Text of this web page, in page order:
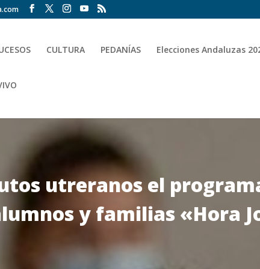
CULTURA PEDANÍAS Elecciones Andaluzas
utreranos el
y familias «Hora